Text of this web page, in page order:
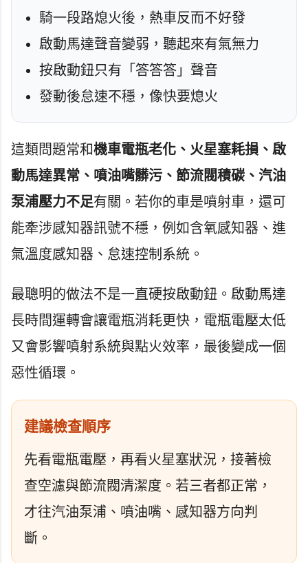
騎一段路熄火後，熱車反而不好發
啟動馬達聲音變弱，聽起來有氣無力
按啟動鈕只有「答答答」聲音
發動後怠速不穩，像快要熄火
這類問題常和機車電瓶老化、火星塞耗損、啟
動馬達異常、噴油嘴髒污、節流閥積碳、汽油
泵浦壓力不足有關。若你的車是噴射車，還可
能牽涉感知器訊號不穩，例如含氧感知器、進
氣溫度感知器、怠速控制系統。
最聰明的做法不是一直硬按啟動鈕。啟動馬達
長時間運轉會讓電瓶消耗更快，電瓶電壓太低
又會影響噴射系統與點火效率，最後變成一個
惡性循環。
建議檢查順序
先看電瓶電壓，再看火星塞狀況，接著檢
查空濾與節流閥清潔度。若三者都正常，
才往汽油泵浦、噴油嘴、感知器方向判
斷。